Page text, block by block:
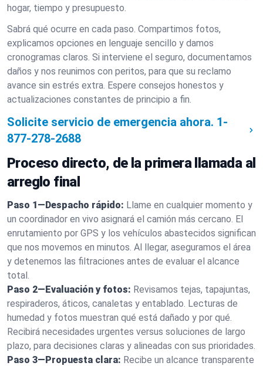
hogar, tiempo y presupuesto.
Sabrá qué ocurre en cada paso. Compartimos fotos,
explicamos opciones en lenguaje sencillo y damos
cronogramas claros. Si interviene el seguro, documentamos
daños y nos reunimos con peritos, para que su reclamo
avance sin estrés extra. Espere consejos honestos y
actualizaciones constantes de principio a fin.
Solicite servicio de emergencia ahora. 1-
877-278-2688
Proceso directo, de la primera llamada al
arreglo final
Paso 1—Despacho rápido: Llame en cualquier momento y
un coordinador en vivo asignará el camión más cercano. El
enrutamiento por GPS y los vehículos abastecidos significan
que nos movemos en minutos. Al llegar, aseguramos el área
y detenemos las filtraciones antes de evaluar el alcance
total.
Paso 2—Evaluación y fotos: Revisamos tejas, tapajuntas,
respiraderos, áticos, canaletas y entablado. Lecturas de
humedad y fotos muestran qué está dañado y por qué.
Recibirá necesidades urgentes versus soluciones de largo
plazo, para decisiones claras y alineadas con sus prioridades.
Paso 3—Propuesta clara: Recibe un alcance transparente